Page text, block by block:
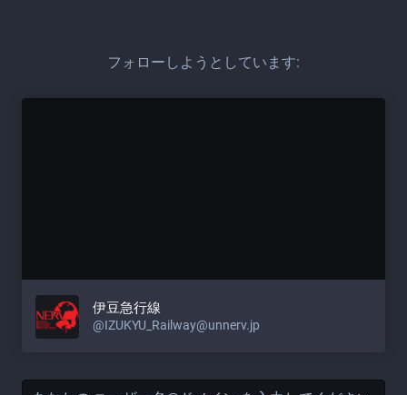
フォローしようとしています:
伊豆急行線
@IZUKYU_Railway@unnerv.jp